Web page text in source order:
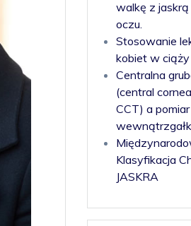
walkę z jaskrą
oczu.
Stosowanie
kobiet w ciąży
Centralna
(central
CCT) a
Klasyfikacja
JASKRA